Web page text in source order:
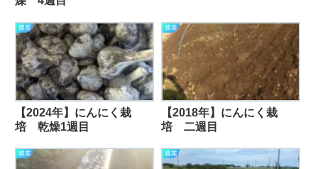
農業
【2024年】にんにく栽
培 乾燥1週目
農業
【2018年】にんにく栽
培 二週目
農業 農業